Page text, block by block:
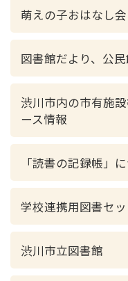
萌えの子おはなし会
図書館だより、公
渋川市内の市有施
ース情報
「読書の記録帳」
学校連携用図書セッ
渋川市立図書館